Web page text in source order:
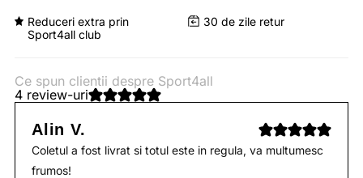
Reduceri extra prin
Sport4all club
30 de zile retur
Ce spun clientii despre Sport4all
4 review-uri
Alin V.
Coletul a fost livrat si totul este in regula, va multumesc
frumos!